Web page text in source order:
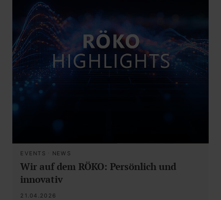
EVENTS · NEWS
Wir auf dem RÖKO: Persönlich und
innovativ
21.04.2026